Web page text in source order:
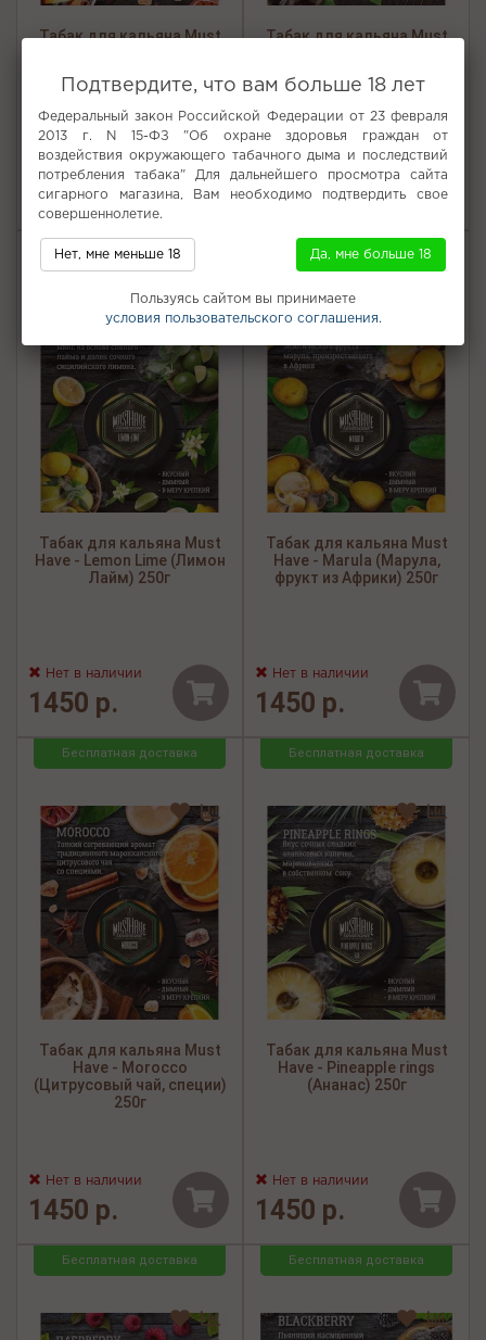
Табак для кальяна Must
Нет в наличии
1450 р.
Табак для кальяна Must
Нет в наличии
1450 р.
Бесплатная доставка
Табак для кальяна Must
Have - Lemon Lime (Лимон
Лайм) 250г
Нет в наличии
1450 р.
Бесплатная доставка
Табак для кальяна Must
Have - Marula (Марула,
фрукт из Африки) 250г
Нет в наличии
1450 р.
Бесплатная доставка
Табак для кальяна Must
Have - Morocco
(Цитрусовый чай, специи)
250г
Нет в наличии
1450 р.
Бесплатная доставка
Табак для кальяна Must
Have - Pineapple rings
(Ананас) 250г
Нет в наличии
1450 р.
Бесплатная доставка Бесплатная доставка
Подтвердите, что вам больше 18 лет
Федеральный закон Российской Федерации от 23 февраля
2013 г. N 15-ФЗ "Об охране здоровья граждан от
воздействия окружающего табачного дыма и последствий
потребления табака" Для дальнейшего просмотра сайта
сигарного магазина, Вам необходимо подтвердить свое
совершеннолетие.
Нет, мне меньше 18 Да, мне больше 18
Пользуясь сайтом вы принимаете
условия пользовательского соглашения.